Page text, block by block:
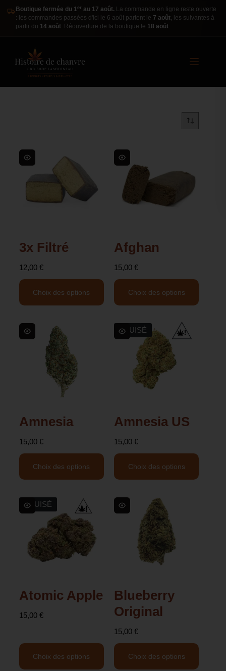
Boutique fermée du 1er au 17 août. La commande en ligne reste ouverte
: les commandes passées d'ici le 6 août partent le 7 août, les suivantes à
partir du 14 août. Réouverture de la boutique le 18 août.
3x Filtré
12,00 €
Choix des options
Afghan
15,00 €
Choix des options
Amnesia
15,00 €
Choix des options
ÉPUISÉ
Amnesia US
15,00 €
Choix des options
ÉPUISÉ
Atomic Apple
15,00 €
Choix des options
Blueberry
Original
15,00 €
Choix des options